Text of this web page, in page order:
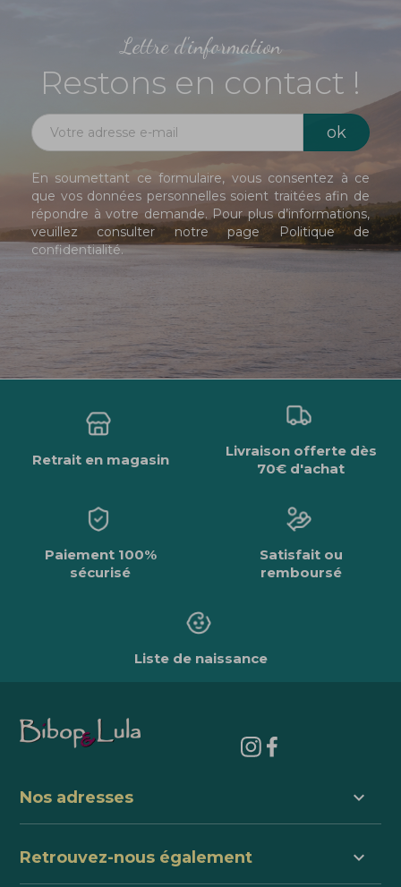
Lettre d'information
Restons en contact !
En soumettant ce formulaire, vous consentez à ce
que vos données personnelles soient traitées afin de
répondre à votre demande. Pour plus d’informations,
veuillez consulter notre page Politique de
confidentialité.
Retrait en magasin
Livraison offerte dès
70€ d'achat
Paiement 100%
sécurisé
Satisfait ou
remboursé
Liste de naissance
Nos adresses keyboard_arrow_down
Retrouvez-nous également keyboard_arrow_down